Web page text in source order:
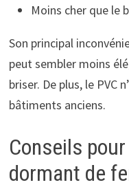
Moins cher que le
Son principal
peut sembler moins
briser. De plus, le PVC
bâtiments anciens.
Conseils
dormant de